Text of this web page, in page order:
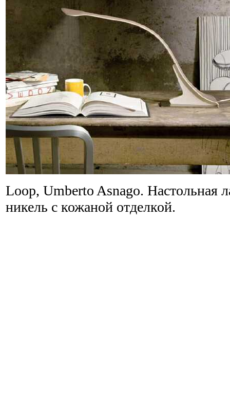
Loop, Umberto Asnago. Настольная
никель с кожаной отделкой.